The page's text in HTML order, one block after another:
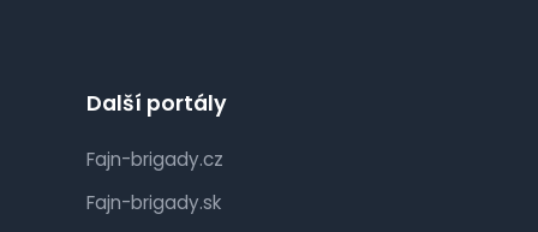
Další portály
Fajn-brigady.cz
Fajn-brigady.sk